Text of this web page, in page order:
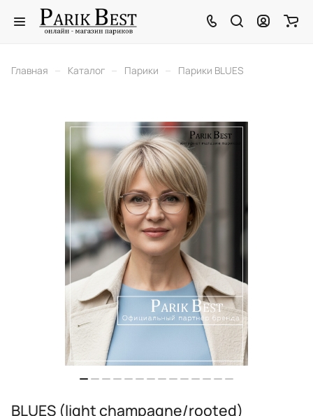
Главная – Каталог – Парики – Парики BLUES
BLUES (light champagne/rooted)